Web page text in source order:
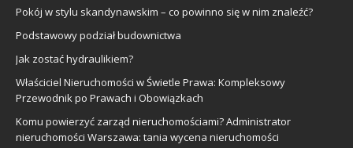
Pokój w stylu skandynawskim – co powinno się w nim znaleźć?
Podstawowy podział budownictwa
Jak zostać hydraulikiem?
Właściciel Nieruchomości w Świetle Prawa: Kompleksowy
Przewodnik po Prawach i Obowiązkach
Komu powierzyć zarząd nieruchomościami? Administrator
nieruchomości Warszawa: tania wycena nieruchomości